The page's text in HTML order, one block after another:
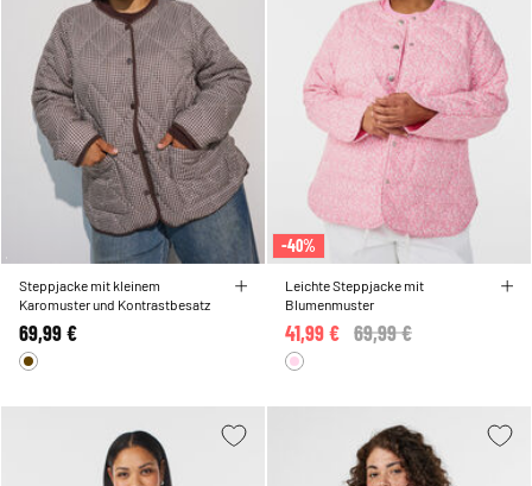
Steppjacke mit kleinem
Karomuster und Kontrastbesatz
69,99 €
-40%
Leichte Steppjacke mit
Blumenmuster
Price reduced from
69,99 €
41,99 €